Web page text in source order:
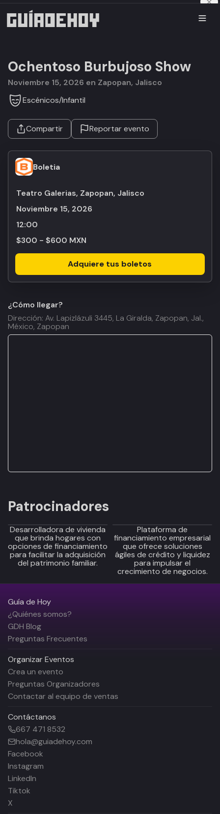
Ochentoso Burbujoso Show
noviembre 15, 2026 en Zapopan, Jalisco
Escénicos/Infantil
Compartir Reportar evento
Boletia
Teatro Galerias, Zapopan, Jalisco
noviembre 15, 2026
12:00
$300 - $600 MXN
Adquiere tus boletos
¿Cómo llegar?
Dirección: Av. Lapizlázuli 3445, La Giralda, Zapopan, Jal.,
México, Zapopan
Patrocinadores
Desarrolladora de vivienda
que brinda hogares con
opciones de financiamiento
para facilitar la adquisición
del patrimonio familiar.
Plataforma de
financiamiento empresarial
que ofrece soluciones
ágiles de crédito y liquidez
para impulsar el
crecimiento de negocios.
Guía de Hoy
¿Quiénes somos?
GDH Blog
Preguntas Frecuentes
Organizar Eventos
Crea un evento
Preguntas Organizadores
Contactar al equipo de ventas
Contáctanos
667 471 8532
hola@guiadehoy.com
Facebook
Instagram
LinkedIn
Tiktok
X